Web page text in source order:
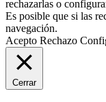
rechazarlas o
Es posible que si las
navegación.
Acepto Rechazo
Cerrar